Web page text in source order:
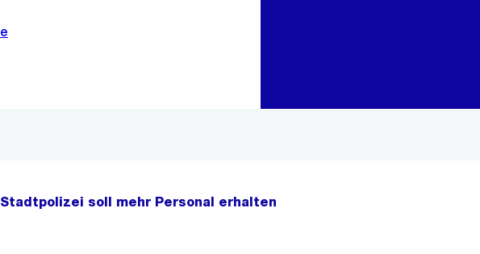
Stadtpolizei soll mehr Personal erhalten